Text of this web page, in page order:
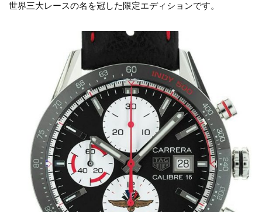
世界三大レースの名を冠した限定エディションです。